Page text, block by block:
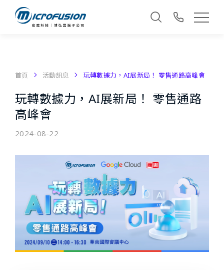
首頁 活動訊息 玩轉數據力，AI展新局！ 零售通路高峰會
玩轉數據力，AI展新局！ 零售通路
高峰會
2024-08-22